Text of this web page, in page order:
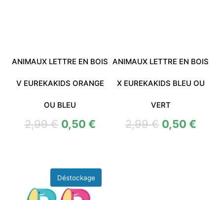
ANIMAUX LETTRE EN BOIS
V EUREKAKIDS ORANGE
OU BLEU
2,99€ 0,50 €
ANIMAUX LETTRE EN BOIS
X EUREKAKIDS BLEU OU
VERT
2,99€ 0,50 €